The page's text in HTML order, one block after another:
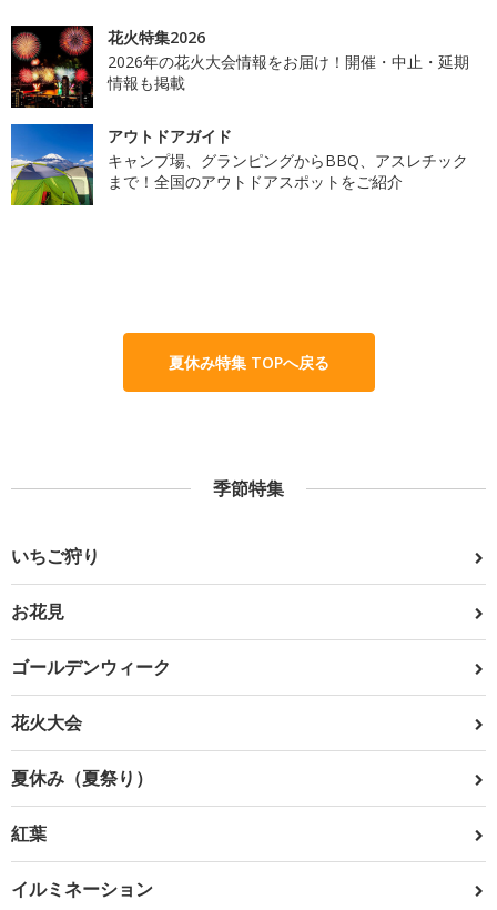
花火特集2026
2026年の花火大会情報をお届け！開催・中止・延期
情報も掲載
アウトドアガイド
キャンプ場、グランピングからBBQ、アスレチック
まで！全国のアウトドアスポットをご紹介
夏休み特集 TOPへ戻る
季節特集
いちご狩り
お花見
ゴールデンウィーク
花火大会
夏休み（夏祭り）
紅葉
イルミネーション